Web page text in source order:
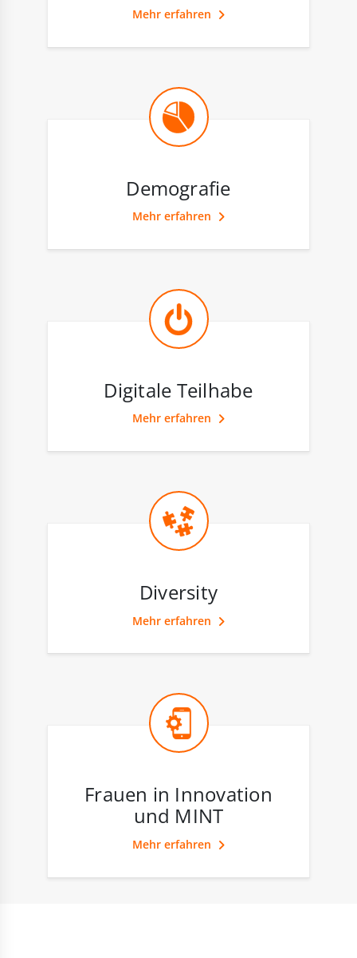
Mehr erfahren
Demografie
Mehr erfahren
Digitale Teilhabe
Mehr erfahren
Diversity
Mehr erfahren
Frauen in Innovation
und MINT
Mehr erfahren